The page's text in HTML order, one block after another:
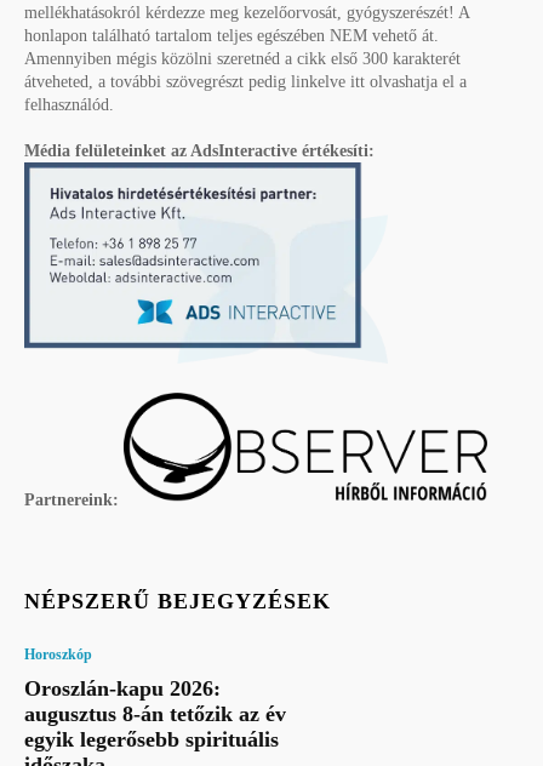
mellékhatásokról kérdezze meg kezelőorvosát, gyógyszerészét! A
honlapon található tartalom teljes egészében NEM vehető át.
Amennyiben mégis közölni szeretnéd a cikk első 300 karakterét
átveheted, a további szövegrészt pedig linkelve itt olvashatja el a
felhasználód.
Média felületeinket az AdsInteractive értékesíti:
Partnereink:
NÉPSZERŰ BEJEGYZÉSEK
Horoszkóp
Oroszlán-kapu 2026:
augusztus 8-án tetőzik az év
egyik legerősebb spirituális